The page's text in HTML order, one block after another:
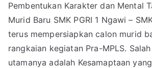
Pembentukan Karakter dan Mental
Murid Baru SMK PGRI 1 Ngawi –
terus mempersiapkan calon murid
rangkaian kegiatan Pra-MPLS.
utamanya adalah Kesamaptaan